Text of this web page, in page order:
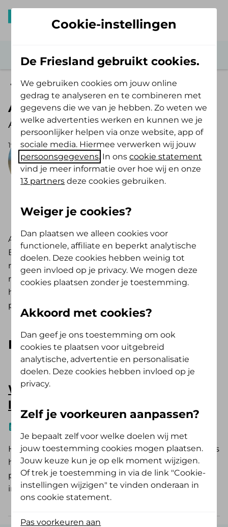
Columnisten
Alie van der Meer
Accountmanager De Friesland
19-05-2026 Alie van der Meer
Accountmanager bij De
Alie van der Meer is al jaren accountmanager
Binnendienst Zakelijk bij De Friesland. Vanuit deze
rol ondersteunt zij werkgevers bij vraagstukken
rondom duurzame inzetbaarheid en vitaliteit. In
haar columns deelt zij haar visie en
praktijkervaringen met gezond werkgeverschap.
Recente artikelen
Waarom investeren in een PMO
loont
Het PMO gaat verder dan het verplichte PAGO. Lees
hoe inzicht in gezondheid leidt tot gerichte
preventie, minder verzuim en duurzame
inzetbaarheid.
Cookie-instellingen
De Friesland gebruikt cookies.
We gebruiken cookies om jouw online
gedrag te analyseren en te combineren met
gegevens die we van je hebben. Zo weten we
welke advertenties werken en kunnen we je
persoonlijker helpen via onze website, app of
sociale media. Hiermee verwerken wij jouw
persoonsgegevens. In onscookie statement
vind je meer informatie over hoe wij en onze
13 partners deze cookies gebruiken.
Weiger je cookies?
Dan plaatsen we alleen cookies voor
functionele, affiliate en beperkt analytische
doelen. Deze cookies hebben weinig tot
geen invloed op je privacy. We mogen deze
cookies plaatsen zonder je toestemming.
Akkoord met cookies?
Dan geef je ons toestemming om ook
cookies te plaatsen voor uitgebreid
analytische, advertentie en personalisatie
doelen. Deze cookies hebben invloed op je
privacy.
Zelf je voorkeuren aanpassen?
Je bepaalt zelf voor welke doelen wij met
jouw toestemming cookies mogen plaatsen.
Jouw keuze kun je op elk moment wijzigen.
Of trek je toestemming in via de link "Cookie-
instellingen wijzigen" te vinden onderaan in
ons cookie statement.
Pas voorkeuren aan